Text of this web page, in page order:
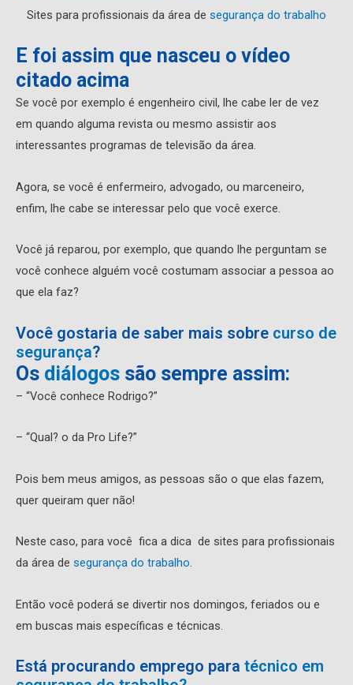
Sites para profissionais da área de segurança do trabalho
E foi assim que nasceu o vídeo
citado acima
Se você por exemplo é engenheiro civil, lhe cabe ler de vez
em quando alguma revista ou mesmo assistir aos
interessantes programas de televisão da área.
Agora, se você é enfermeiro, advogado, ou marceneiro,
enfim, lhe cabe se interessar pelo que você exerce.
Você já reparou, por exemplo, que quando lhe perguntam se
você conhece alguém você costumam associar a pessoa ao
que ela faz?
Você gostaria de saber mais sobre curso de
segurança?
Os diálogos são sempre assim:
– “Você conhece Rodrigo?”
– “Qual? o da Pro Life?”
Pois bem meus amigos, as pessoas são o que elas fazem,
quer queiram quer não!
Neste caso, para você fica a dica de sites para profissionais
da área de segurança do trabalho.
Então você poderá se divertir nos domingos, feriados ou e
em buscas mais específicas e técnicas.
Está procurando emprego para técnico em